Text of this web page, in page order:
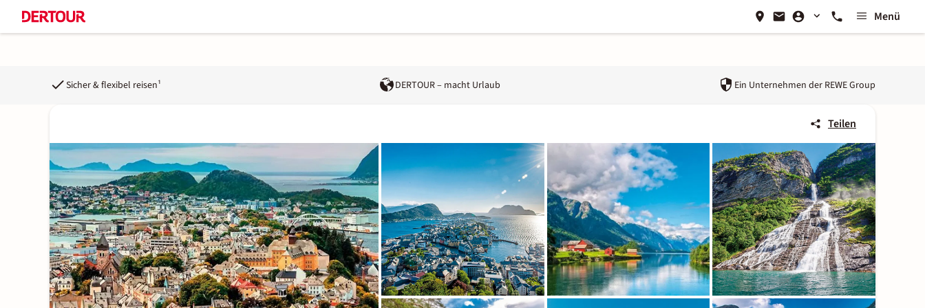
Menü
Sicher & flexibel reisen¹ DERTOUR – macht Urlaub Ein Unternehmen der REWE Group
Teilen